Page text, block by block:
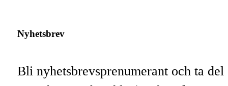
Nyhetsbrev
Bli nyhetsbrevsprenumerant och ta del